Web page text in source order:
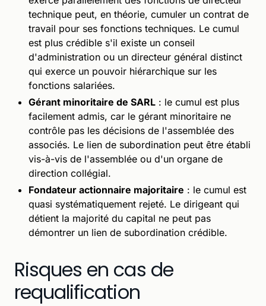
technique peut, en théorie, cumuler un contrat de
travail pour ses fonctions techniques. Le cumul
est plus crédible s'il existe un conseil
d'administration ou un directeur général distinct
qui exerce un pouvoir hiérarchique sur les
fonctions salariées.
Gérant minoritaire de SARL : le cumul est plus
facilement admis, car le gérant minoritaire ne
contrôle pas les décisions de l'assemblée des
associés. Le lien de subordination peut être établi
vis-à-vis de l'assemblée ou d'un organe de
direction collégial.
Fondateur actionnaire majoritaire : le cumul est
quasi systématiquement rejeté. Le dirigeant qui
détient la majorité du capital ne peut pas
démontrer un lien de subordination crédible.
Risques en cas de
requalification